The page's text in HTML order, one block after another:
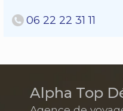
06 22 22 31 11
Alpha Top